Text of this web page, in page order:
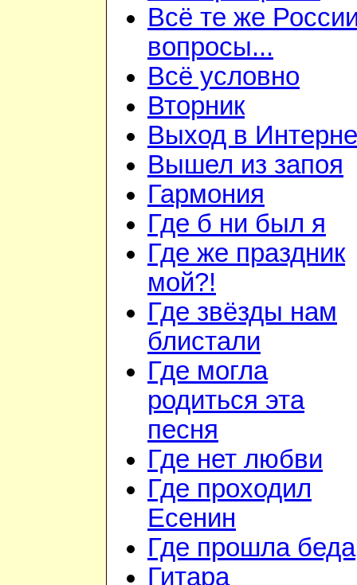
Всё те же
вопросы...
Всё условно
Вторник
Выход в
Вышел из запоя
Гармония
Где б ни был я
Где же праздник
мой?!
Где звёзды нам
блистали
Где могла
родиться эта
песня
Где нет любви
Где проходил
Есенин
Где прошла беда
Гитара